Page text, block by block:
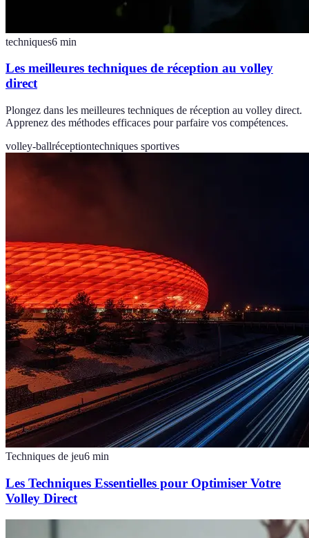
techniques6 min
Les meilleures techniques de réception au volley
direct
Plongez dans les meilleures techniques de réception au volley direct.
Apprenez des méthodes efficaces pour parfaire vos compétences.
volley-ballréceptiontechniques sportives
Techniques de jeu6 min
Les Techniques Essentielles pour Optimiser Votre
Volley Direct